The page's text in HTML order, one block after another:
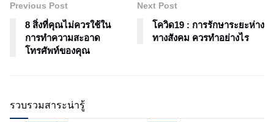
Previous Post
8 สิ่งที่คุณไม่ควรใช้ใน
การทำความสะอาด
โทรศัพท์ของคุณ
Next Post
โควิด19 : การรักษาระยะห่าง
ทางสังคม ควรทำอย่างไร
รวบรวมสาระน่ารู้